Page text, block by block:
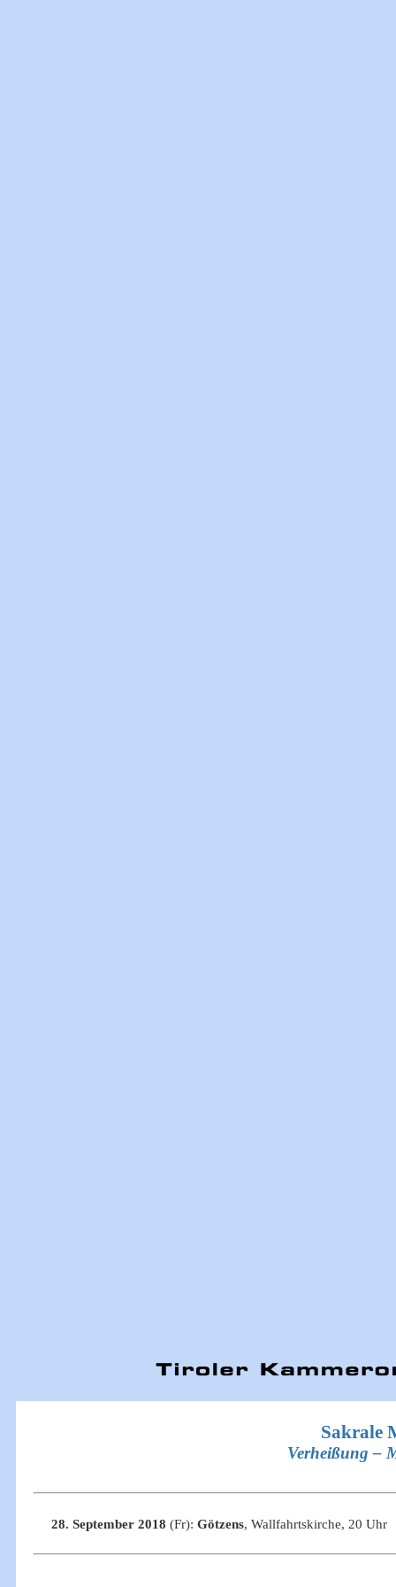
Sakrale
Verheißung –
28. September 2018 (Fr): Götzens, Wallfahrtskirche, 20 Uhr